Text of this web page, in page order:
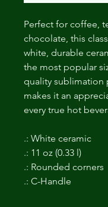
Perfect for coffee,
chocolate, this
white, durable
the most popular
quality sublimation
makes it an
every true hot
.: White ceramic
.: 11 oz (0.33 l)
.: Rounded corners
.: C-Handle